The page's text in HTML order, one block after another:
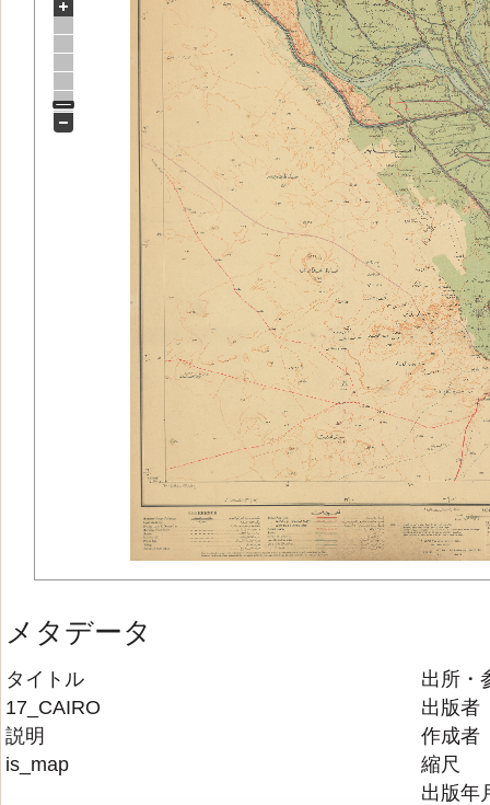
メタデータ
タイトル
17_CAIRO
説明
is_map
出所・
出版者
作成者
縮尺
出版年